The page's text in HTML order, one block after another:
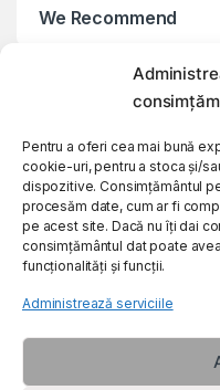
Pentru a oferi cea mai bună
cookie-uri, pentru a stoca și/
dispozitive. Consimțământul
procesăm date, cum ar fi
pe acest site. Dacă nu îți dai
consimțământul dat poate
funcționalități și funcții.
Administrează serviciile
We Recommend
My Account
Customer Care
About Us